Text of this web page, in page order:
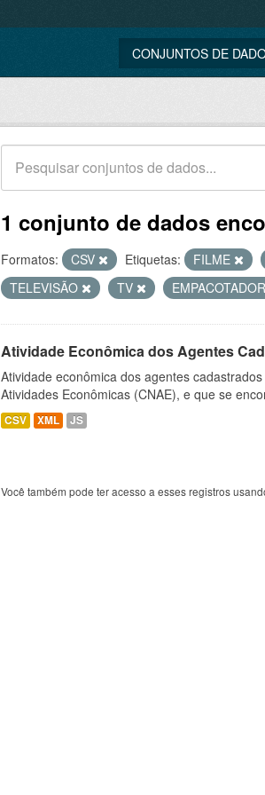
CONJUNTOS DE
1 conjunto de dados
Formatos: CSV Etiquetas: FILME
TELEVISÃO
TV
Atividade Econômica dos Agentes
Atividade econômica dos agentes
Atividades Econômicas (CNAE), e que se
CSV XML JS
Você também pode ter acesso a esses registros